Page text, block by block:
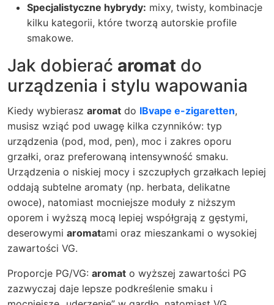
Specjalistyczne hybrydy: mixy, twisty, kombinacje
kilku kategorii, które tworzą autorskie profile
smakowe.
Jak dobierać aromat do
urządzenia i stylu wapowania
Kiedy wybierasz aromat do IBvape e-zigaretten,
musisz wziąć pod uwagę kilka czynników: typ
urządzenia (pod, mod, pen), moc i zakres oporu
grzałki, oraz preferowaną intensywność smaku.
Urządzenia o niskiej mocy i szczupłych grzałkach lepiej
oddają subtelne aromaty (np. herbata, delikatne
owoce), natomiast mocniejsze moduły z niższym
oporem i wyższą mocą lepiej współgrają z gęstymi,
deserowymi aromatami oraz mieszankami o wysokiej
zawartości VG.
Proporcje PG/VG: aromat o wyższej zawartości PG
zazwyczaj daje lepsze podkreślenie smaku i